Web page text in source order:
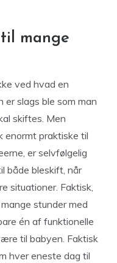
mange
ved hvad en
slags ble som man
skiftes. Men
enormt praktiske til
er selvfølgelig
både bleskift, når
situationer. Faktisk,
stunder med
én af funktionelle
til babyen. Faktisk
hver eneste dag til